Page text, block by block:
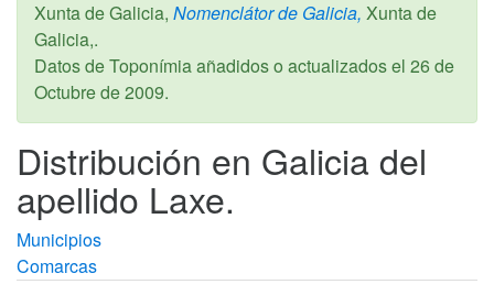
Xunta de Galicia, Nomenclátor de Galicia, Xunta de
Galicia,.
Datos de Toponímia añadidos o actualizados el 26 de
Octubre de 2009.
Distribución en Galicia del
apellido Laxe.
Municipios
Comarcas